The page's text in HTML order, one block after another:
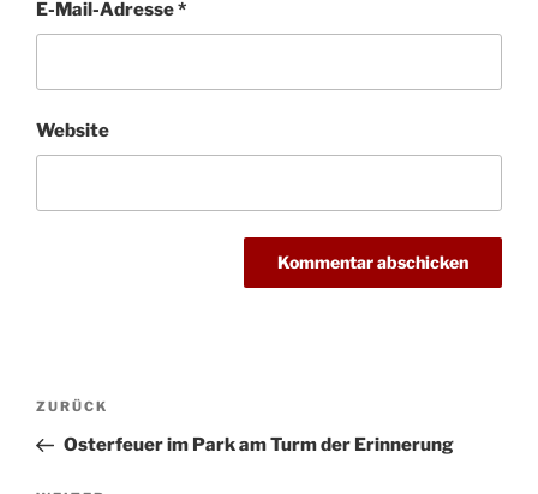
E-Mail-Adresse*
Website
Beitragsnavigation
Vorheriger
Beitrag
ZURÜCK
Osterfeuer im Park am Turm der Erinnerung